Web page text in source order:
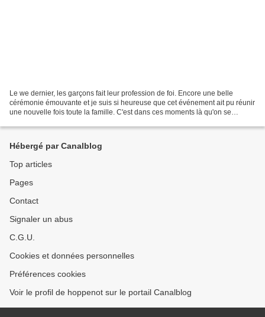
Le we dernier, les garçons fait leur profession de foi. Encore une belle
cérémonie émouvante et je suis si heureuse que cet événement ait pu réunir
une nouvelle fois toute la famille. C'est dans ces moments là qu'on se
Hébergé par Canalblog
Top articles
Pages
Contact
Signaler un abus
C.G.U.
Cookies et données personnelles
Préférences cookies
Voir le profil de hoppenot sur le portail Canalblog